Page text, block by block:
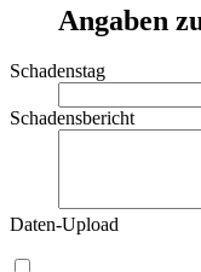
Angaben
Schadenstag
Schadensbericht
Daten-Upload